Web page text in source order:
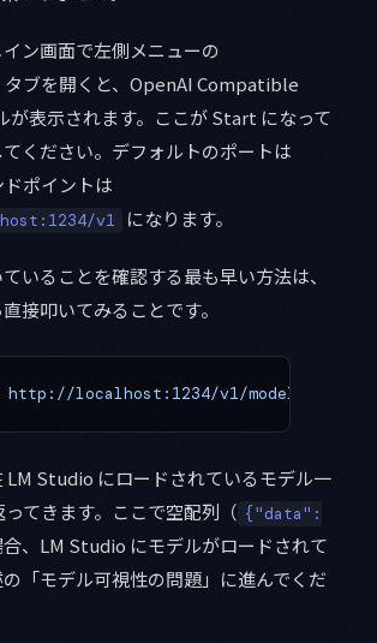
ン画面で左側メニューの
タブを開くと、OpenAI Compatible
が表示されます。ここが Start になって
ください。デフォルトのポートは
ドポイントは
v1 になります。
いることを確認する最も早い方法は、
接叩いてみることです。
http://localhost:1234/v1/models
LM Studio にロードされているモデル一
てきます。ここで空配列（ {"data":
、LM Studio にモデルがロードされて
「モデル可視性の問題」に進んでくだ